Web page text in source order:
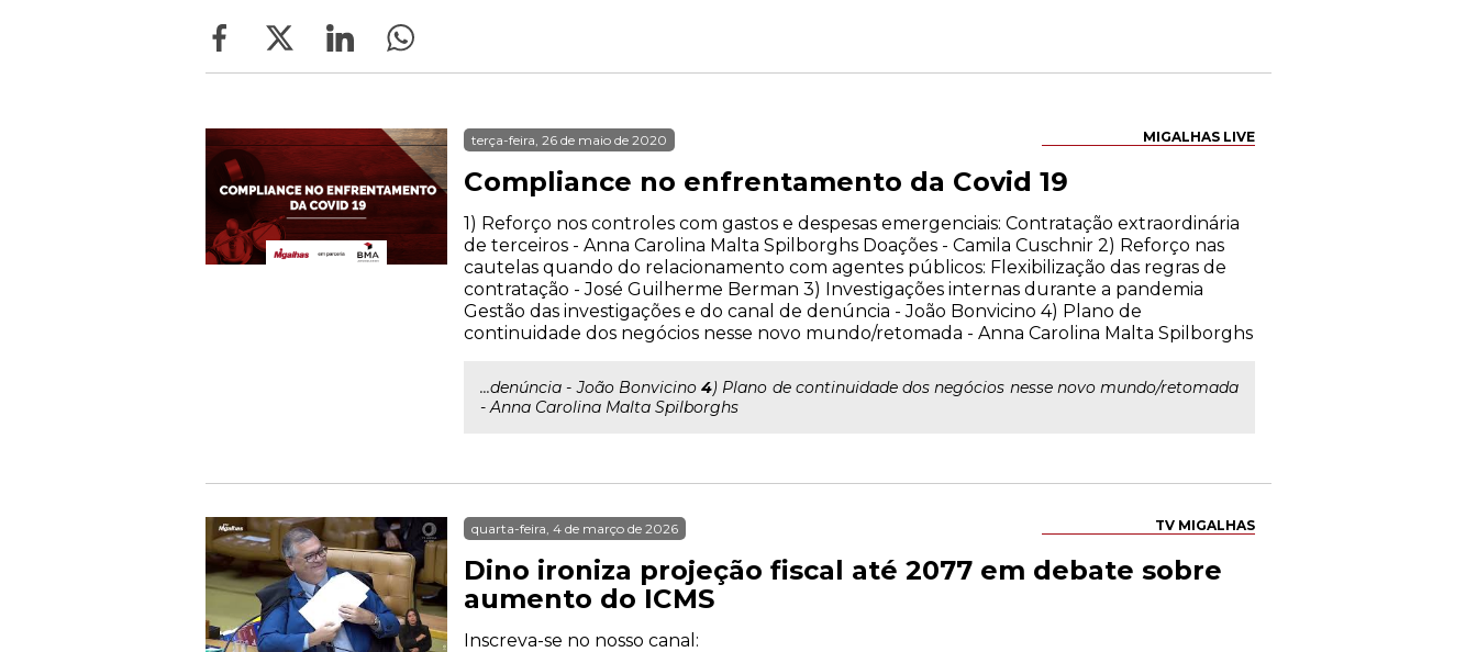
MIGALHAS LIVE
terça-feira, 26 de maio de 2020
Compliance no enfrentamento da Covid 19
1) Reforço nos controles com gastos e despesas emergenciais: Contratação extraordinária
de terceiros - Anna Carolina Malta Spilborghs Doações - Camila Cuschnir 2) Reforço nas
cautelas quando do relacionamento com agentes públicos: Flexibilização das regras de
contratação - José Guilherme Berman 3) Investigações internas durante a pandemia
Gestão das investigações e do canal de denúncia - João Bonvicino 4) Plano de
continuidade dos negócios nesse novo mundo/retomada - Anna Carolina Malta Spilborghs
...denúncia - João Bonvicino 4) Plano de continuidade dos negócios nesse novo mundo/retomada
- Anna Carolina Malta Spilborghs
TV MIGALHAS
quarta-feira, 4 de março de 2026
Dino ironiza projeção fiscal até 2077 em debate sobre
aumento do ICMS
Inscreva-se no nosso canal: